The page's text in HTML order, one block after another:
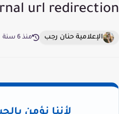
url redirection
الإعلامية حنان رجب منذ 6 سنة